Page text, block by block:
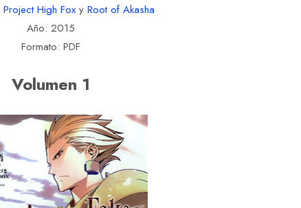
Project High Foxy Root of Akasha
Año: 2015
Formato: PDF
Volumen 1